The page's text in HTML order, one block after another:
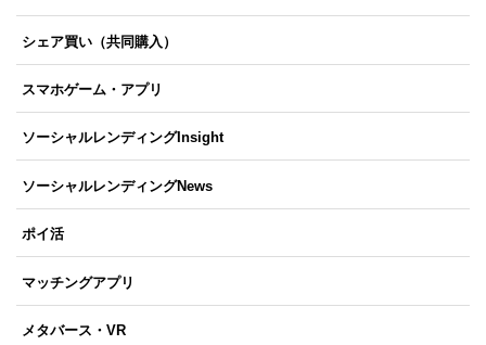
シェア買い（共同購入）
スマホゲーム・アプリ
ソーシャルレンディングInsight
ソーシャルレンディングNews
ポイ活
マッチングアプリ
メタバース・VR